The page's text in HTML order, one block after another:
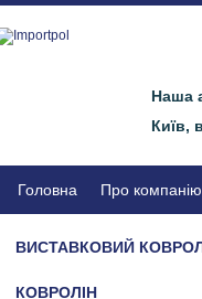
Наша
Київ,
Головна Про компанію
ВИСТАВКОВИЙ
КОВРОЛІН